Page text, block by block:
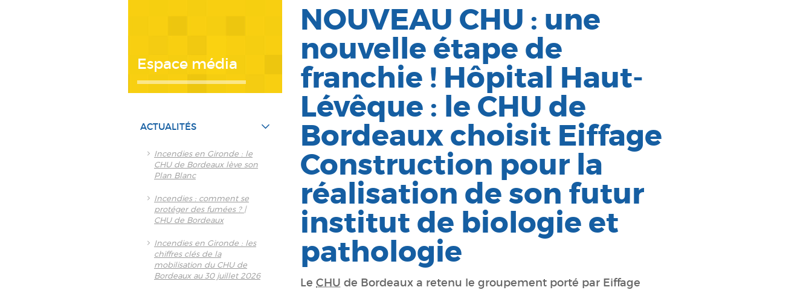
Espace média
ACTUALITÉS
Incendies en Gironde : le
CHU de Bordeaux lève son
Plan Blanc
Incendies : comment se
protéger des fumées ? |
CHU de Bordeaux
Incendies en Gironde : les
chiffres clés de la
mobilisation du CHU de
Bordeaux au 30 juillet 2026
NOUVEAU CHU : une
nouvelle étape de
franchie ! Hôpital Haut-
Lévêque : le CHU de
Bordeaux choisit Eiffage
Construction pour la
réalisation de son futur
institut de biologie et
pathologie
Le CHU de Bordeaux a retenu le groupement porté par Eiffage